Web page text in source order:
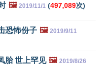
🖼️ 2019/11/1 (497,089次)
恐怖份子 🖼️ 2019/9/11
胎 世上罕见 🖼️ 2019/8/26